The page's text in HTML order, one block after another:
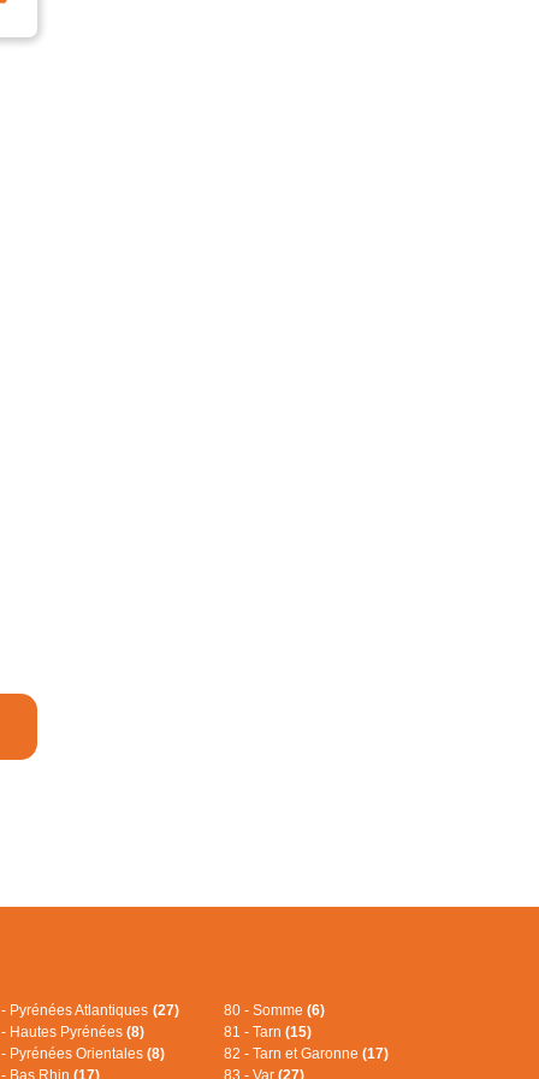
Pyrénées Atlantiques (27)
Hautes Pyrénées (8)
Pyrénées Orientales (8)
Bas Rhin (17)
80 - Somme (6)
81 - Tarn (15)
82 - Tarn et Garonne (17)
83 - Var (27)